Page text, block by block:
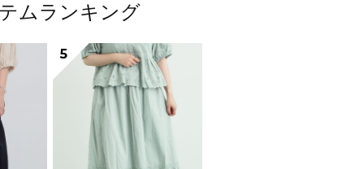
ムランキング
5